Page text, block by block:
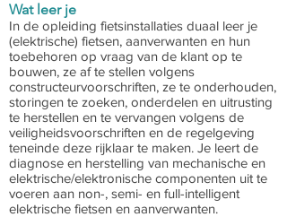
Wat leer je
In de opleiding fietsinstallaties duaal leer je
(elektrische) fietsen, aanverwanten en hun
toebehoren op vraag van de klant op te
bouwen, ze af te stellen volgens
constructeurvoorschriften, ze te onderhouden,
storingen te zoeken, onderdelen en uitrusting
te herstellen en te vervangen volgens de
veiligheidsvoorschriften en de regelgeving
teneinde deze rijklaar te maken. Je leert de
diagnose en herstelling van mechanische en
elektrische/elektronische componenten uit te
voeren aan non-, semi- en full-intelligent
elektrische fietsen en aanverwanten.